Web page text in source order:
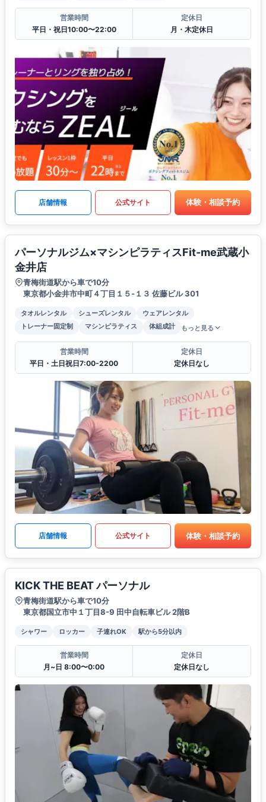
営業時間
平日・祝日10:00〜22:00
定休日
月・木定休日
店舗情報 公式サイト 体験・相談予約
パーソナルジム×マシンピラティスFit-me武蔵小
金井店
青梅街道駅から車で10分
東京都小金井市中町４丁目１５-１３ 佐藤ビル 301
タオルレンタル シューズレンタル
ウェアレンタル
トレーナー固定制
マシンピラティス 体組成計 もっと見る
営業時間
平日・土日祝日7:00-2200
定休日
定休日なし
店舗情報 公式サイト 体験・相談予約
KICK THE BEAT パーソナル
青梅街道駅から車で10分
東京都国立市中１丁目8-9 田中自転車ビル 2階B
シャワー ロッカー 子連れOK 駅から5分以内
営業時間
月~日 8:00〜0:00
定休日
定休日なし